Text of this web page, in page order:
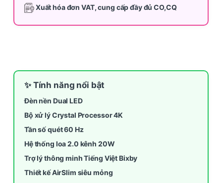
Xuất hóa đơn VAT, cung cấp đầy đủ CO,CQ
✨ Tính năng nổi bật
Đèn nền Dual LED
Bộ xử lý Crystal Processor 4K
Tần số quét 60 Hz
Hệ thống loa 2.0 kênh 20W
Trợ lý thông minh Tiếng Việt Bixby
Thiết kế AirSlim siêu mỏng